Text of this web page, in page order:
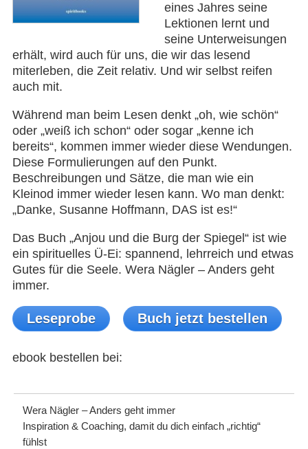
eines Jahres seine
Lektionen lernt und
seine Unterweisungen
erhält, wird auch für uns, die wir das lesend
miterleben, die Zeit relativ. Und wir selbst reifen
auch mit.
Während man beim Lesen denkt „oh, wie schön“
oder „weiß ich schon“ oder sogar „kenne ich
bereits“, kommen immer wieder diese Wendungen.
Diese Formulierungen auf den Punkt.
Beschreibungen und Sätze, die man wie ein
Kleinod immer wieder lesen kann. Wo man denkt:
„Danke, Susanne Hoffmann, DAS ist es!“
Das Buch „Anjou und die Burg der Spiegel“ ist wie
ein spirituelles Ü-Ei: spannend, lehrreich und etwas
Gutes für die Seele. Wera Nägler – Anders geht
immer.
Leseprobe Buch jetzt bestellen
ebook bestellen bei:
Wera Nägler – Anders geht immer
Inspiration & Coaching, damit du dich einfach „richtig“
fühlst